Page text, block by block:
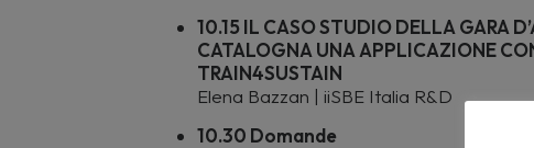
10.15 IL CASO STUDIO DELLA GARA
CATALOGNA UNA APPLICAZIONE
TRAIN4SUSTAIN
Elena Bazzan | iiSBE Italia R&D
10.30 Domande